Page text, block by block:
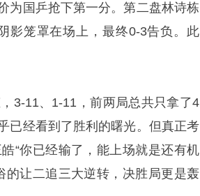
为国乒抢下第一分。第二盘林诗栋
影笼罩在场上，最终0-3告负。此
3-11、1-11，前两局总共只拿了4
已经看到了胜利的曙光。但真正考
“你已经输了，能上场就是还有机
的让二追三大逆转，决胜局更是轰